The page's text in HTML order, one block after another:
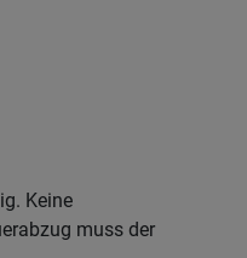
Keine
muss der